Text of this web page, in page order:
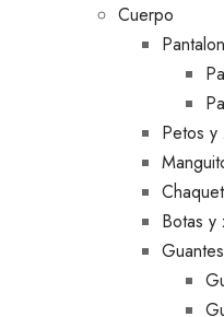
Cuerpo
Petos y
Botas y
Guantes